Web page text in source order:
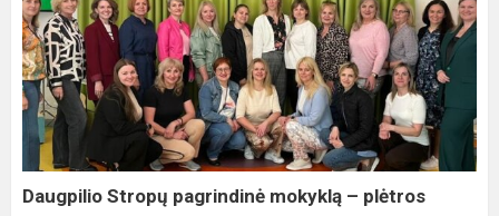
Daugpilio
Stropų
pagrindinė
mokyklą
–
plėtros
centras
Daugpilio Stropų pagrindinė mokyklą – plėtros